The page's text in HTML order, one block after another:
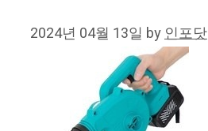
2024년 04월 13일 by인포닷